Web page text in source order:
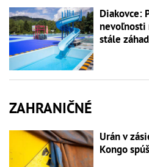
Diakovce:
nevoľnosti
stále
ZAHRANIČNÉ
Urán v
Kongo